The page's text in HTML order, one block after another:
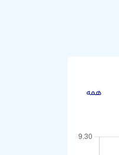
همه